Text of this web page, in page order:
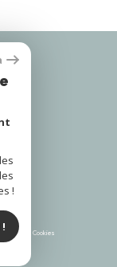
|
RGPD Cookies
!